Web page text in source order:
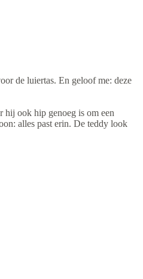
de luiertas. En geloof me: deze
hij ook hip genoeg is om een
alles past erin. De teddy look